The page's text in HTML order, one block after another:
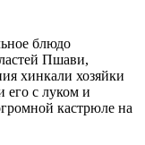
блюдо
Пшави,
хинкали хозяйки
его с луком и
кастрюле на